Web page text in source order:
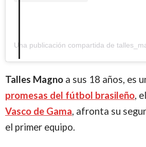
Talles Magno a sus 18 años, es
promesas del fútbol brasileño,
Vasco de Gama, afronta su
el primer equipo.